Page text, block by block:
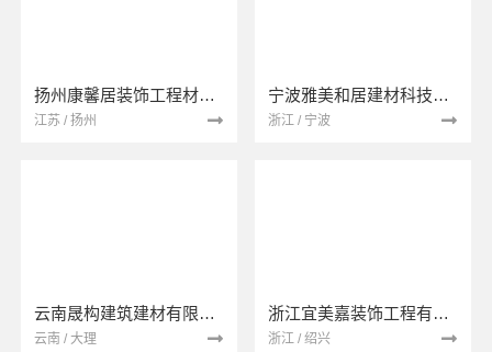
扬州康馨居装饰工程材料有限公司
江苏 / 扬州
宁波雅美和居建材科技有限公司
浙江 / 宁波
云南晟构建筑建材有限公司
云南 / 大理
浙江宜美嘉装饰工程有限公司
浙江 / 绍兴